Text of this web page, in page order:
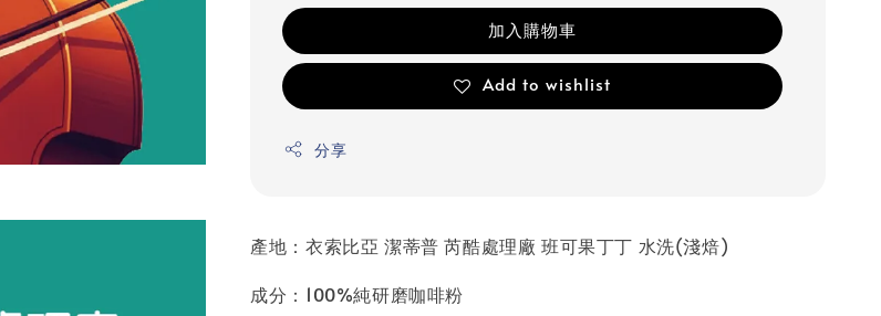
加入購物車
Add to wishlist
分享
產地：衣索比亞 潔蒂普 芮酷處理廠 班可果丁丁 水洗(淺焙)
成分：100%純研磨咖啡粉